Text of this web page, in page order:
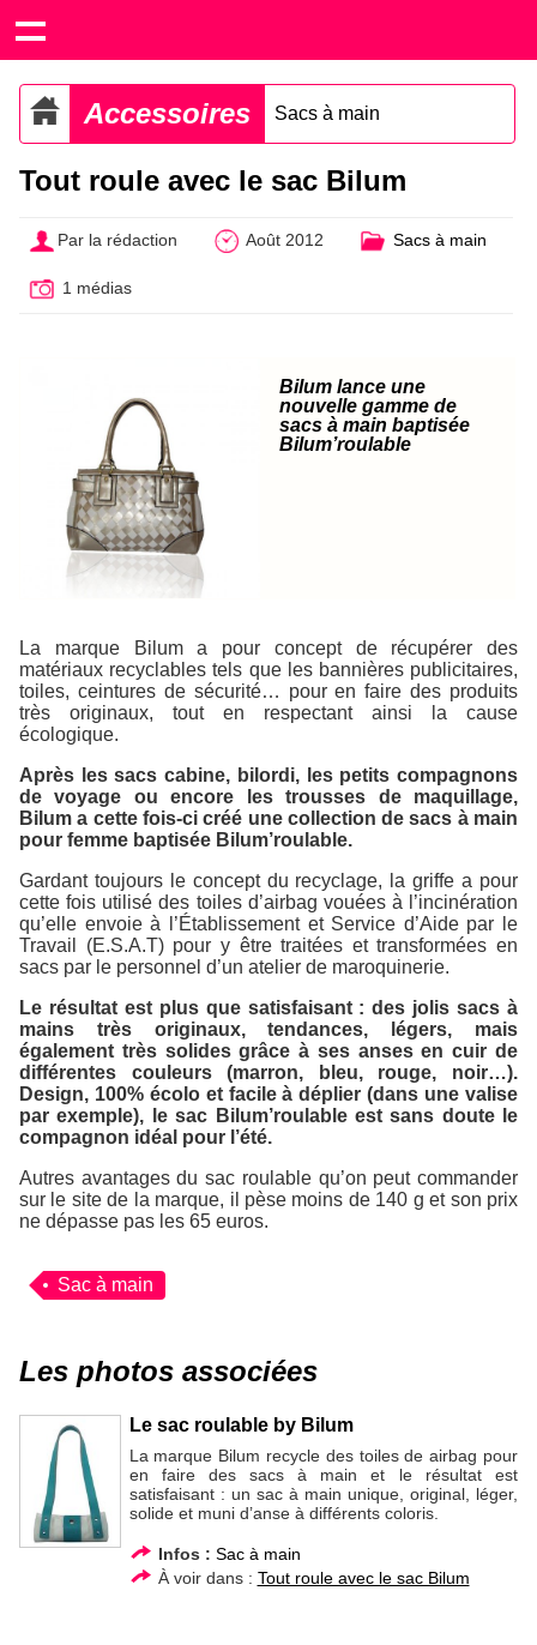
Accessoires Sacs à main
Tout roule avec le sac Bilum
Par la rédaction Août 2012 Sacs à main
1 médias
Bilum lance une
nouvelle gamme de
sacs à main baptisée
Bilum’roulable
La marque Biluma pour concept de récupérer des
matériaux recyclables tels que les bannières publicitaires,
toiles, ceintures de sécurité… pour en faire des produits
très originaux, tout en respectant ainsi la cause
écologique.
Après les sacs cabine, bilordi, les petits compagnons
de voyage ou encore les trousses de maquillage,
Bilum a cette fois-ci créé une collection de sacs à main
pour femme baptisée Bilum’roulable.
Gardant toujours le concept du recyclage, la griffe a pour
cette fois utilisé des toiles d’airbag vouées à l’incinération
qu’elle envoie à l’Établissement et Service d’Aide par le
Travail (E.S.A.T) pour y être traitées et transformées en
sacs par le personnel d’un atelier de maroquinerie.
Le résultat est plus que satisfaisant : des jolis sacs à
mains très originaux, tendances, légers, mais
également très solides grâce à ses anses en cuir de
différentes couleurs (marron, bleu, rouge, noir…).
Design, 100% écolo et facile à déplier (dans une valise
par exemple), le sac Bilum’roulableest sans doute le
compagnon idéal pour l’été.
Autres avantages du sac roulable qu’on peut commander
sur le site de la marque, il pèse moins de 140 g et son prix
ne dépasse pas les 65 euros.
Sac à main
Les photos associées
Le sac roulable by Bilum
La marque Bilum recycle des toiles de airbag pour
en faire des sacs à main et le résultat est
satisfaisant : un sac à main unique, original, léger,
solide et muni d’anse à différents coloris.
Infos : Sac à main
À voir dans : Tout roule avec le sac Bilum